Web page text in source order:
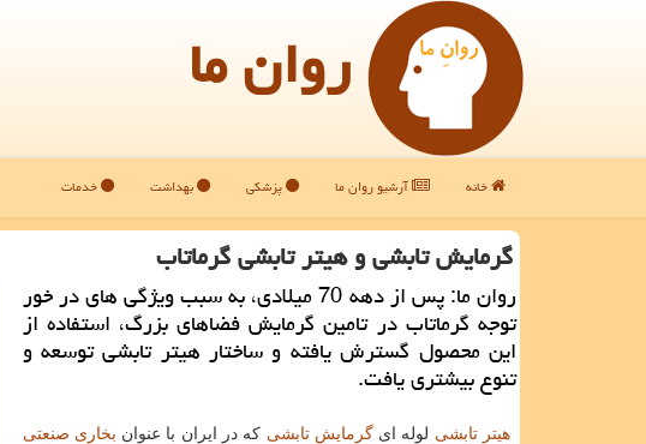
روان ما
خانه آرشیو روان ما پزشکی بهداشت خدمات
گرمایش تابشی و هیتر تابشی گرماتاب
روان ما: پس از دهه 70 میلادی، به سبب ویژگی های در خور
توجه گرماتاب در تامین گرمایش فضاهای بزرگ، استفاده از
این محصول گسترش یافته و ساختار هیتر تابشی توسعه و
تنوع بیشتری یافت.
هیتر تابشی لوله ایگرمایش تابشی که در ایران با عنوان بخاری صنعتی